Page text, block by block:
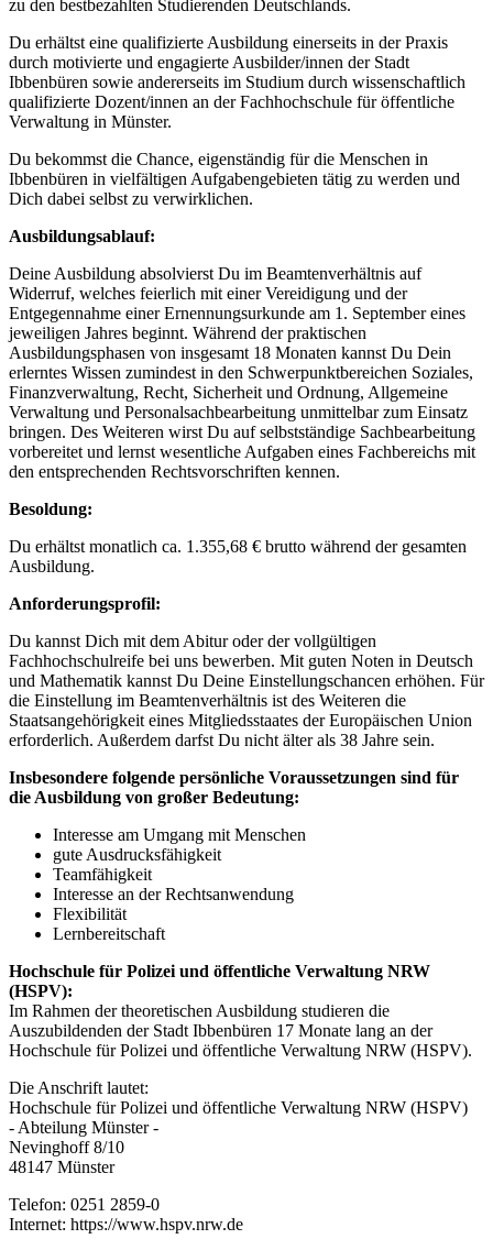
zu den bestbezahlten Studierenden Deutschlands.
Du erhältst eine qualifizierte Ausbildung einerseits in der Praxis
durch motivierte und engagierte Ausbilder/innen der Stadt
Ibbenbüren sowie andererseits im Studium durch wissenschaftlich
qualifizierte Dozent/innen an der Fachhochschule für öffentliche
Verwaltung in Münster.
Du bekommst die Chance, eigenständig für die Menschen in
Ibbenbüren in vielfältigen Aufgabengebieten tätig zu werden und
Dich dabei selbst zu verwirklichen.
Ausbildungsablauf:
Deine Ausbildung absolvierst Du im Beamtenverhältnis auf
Widerruf, welches feierlich mit einer Vereidigung und der
Entgegennahme einer Ernennungsurkunde am 1. September eines
jeweiligen Jahres beginnt. Während der praktischen
Ausbildungsphasen von insgesamt 18 Monaten kannst Du Dein
erlerntes Wissen zumindest in den Schwerpunktbereichen Soziales,
Finanzverwaltung, Recht, Sicherheit und Ordnung, Allgemeine
Verwaltung und Personalsachbearbeitung unmittelbar zum Einsatz
bringen. Des Weiteren wirst Du auf selbstständige Sachbearbeitung
vorbereitet und lernst wesentliche Aufgaben eines Fachbereichs mit
den entsprechenden Rechtsvorschriften kennen.
Besoldung:
Du erhältst monatlich ca. 1.355,68 € brutto während der gesamten
Ausbildung.
Anforderungsprofil:
Du kannst Dich mit dem Abitur oder der vollgültigen
Fachhochschulreife bei uns bewerben. Mit guten Noten in Deutsch
und Mathematik kannst Du Deine Einstellungschancen erhöhen. Für
die Einstellung im Beamtenverhältnis ist des Weiteren die
Staatsangehörigkeit eines Mitgliedsstaates der Europäischen Union
erforderlich. Außerdem darfst Du nicht älter als 38 Jahre sein.
Insbesondere folgende persönliche Voraussetzungen sind für
die Ausbildung von großer Bedeutung:
Interesse am Umgang mit Menschen
gute Ausdrucksfähigkeit
Teamfähigkeit
Interesse an der Rechtsanwendung
Flexibilität
Lernbereitschaft
Hochschule für Polizei und öffentliche Verwaltung NRW
(HSPV):
Im Rahmen der theoretischen Ausbildung studieren die
Auszubildenden der Stadt Ibbenbüren 17 Monate lang an der
Hochschule für Polizei und öffentliche Verwaltung NRW (HSPV).
Die Anschrift lautet:
Hochschule für Polizei und öffentliche Verwaltung NRW (HSPV)
- Abteilung Münster -
Nevinghoff 8/10
48147 Münster
Telefon: 0251 2859-0
Internet: https://www.hspv.nrw.de